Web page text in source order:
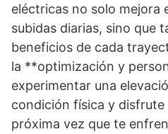
eléctricas no solo mejora
subidas diarias, sino que
beneficios de cada
la **optimización y
experimentar una
condición física y disfrute
próxima vez que te